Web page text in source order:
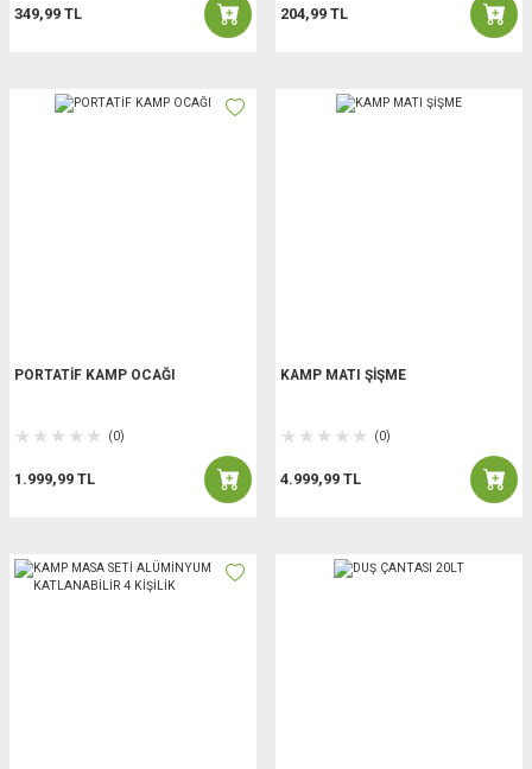
349,99 TL 204,99 TL
PORTATİF KAMP OCAĞI
(0)
1.999,99 TL
KAMP MATI ŞİŞME
(0)
4.999,99 TL